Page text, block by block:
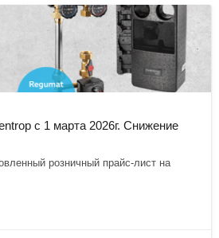
с 1 марта 2026г. Снижение
розничный прайс-лист на